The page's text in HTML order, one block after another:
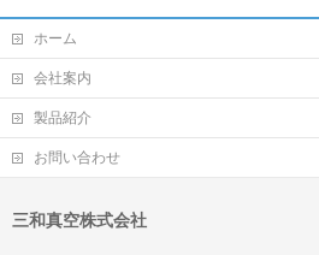
ホーム
会社案内
製品紹介
お問い合わせ
三和真空株式会社